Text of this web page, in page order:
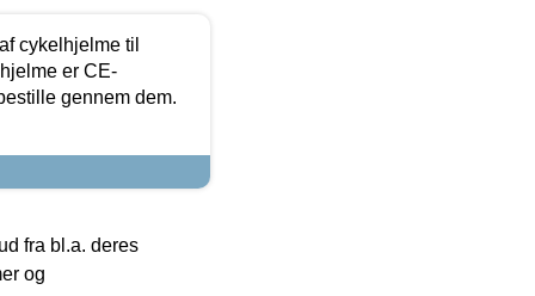
cykelhjelme til
er CE-
gennem dem.
fra bl.a. deres
og